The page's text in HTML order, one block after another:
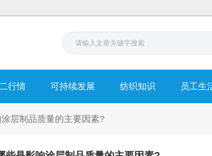
行情 可持续发展 纺织知识 员工生
层制品质量的主要因素?